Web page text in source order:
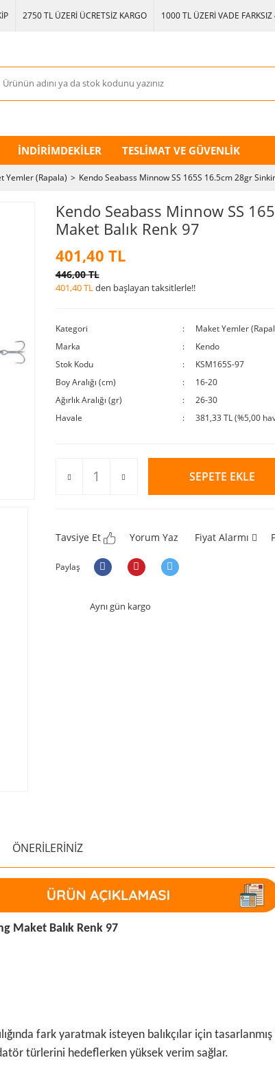
2750 TL ÜZERİ ÜCRETSİZ KARGO 1000 TL ÜZERİ VADE
İNDİRİMDEKİLER TESLİMAT VE GÜVENLİK
Yemler (Rapala) Kendo Seabass Minnow SS 165S 16.5cm 28gr
Kendo Seabass Minnow SS
Maket Balık Renk 97
401,40 TL
446,00 TL
401,40 TL den başlayan taksitlerle!!
Kategori
Maket Yemler
Marka
Kendo
Stok Kodu
KSM165S-97
Boy Aralığı (cm)
16-20
Ağırlık Aralığı (gr)
26-30
Havale
381,33 TL (%5,00
SEPETE EKLE
Tavsiye Et Yorum Yaz Fiyat Alarmı
Paylaş
Aynı gün kargo
ÖNERİLERİNİZ
Maket Balık Renk 97
fark yaratmak isteyen balıkçılar için
türlerini hedeflerken yüksek verim sağlar.